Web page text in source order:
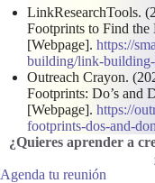
LinkResearchTools.
Footprints to Find
[Webpage]. https://
building/link-
Outreach Crayon.
Footprints: Do’s and
[Webpage]. https://
footprints-dos-and-
¿Quieres aprender a
Agenda tu reunión